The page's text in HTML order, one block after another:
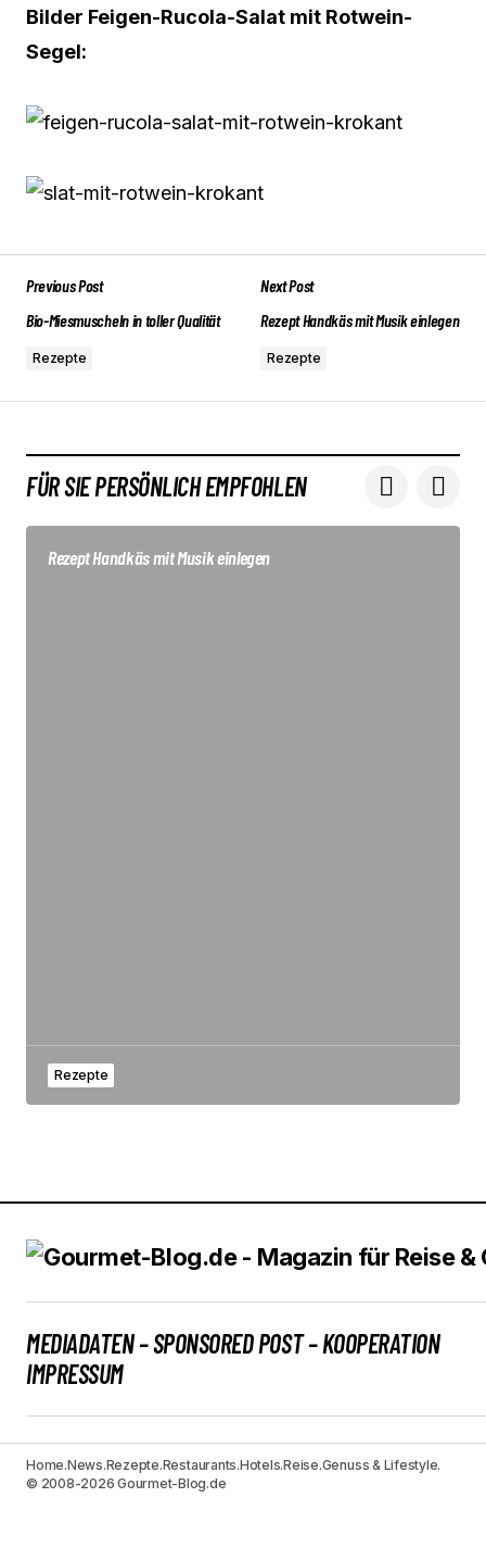
Bilder Feigen-Rucola-Salat mit Rotwein-
Segel:
Previous Post
Bio-Miesmuscheln in toller Qualität
Rezepte
Next Post
Rezept Handkäs mit Musik einlegen
Rezepte
FÜR SIE PERSÖNLICH EMPFOHLEN
Rezept Handkäs mit Musik einlegen
Rezepte
MEDIADATEN – SPONSORED POST – KOOPERATION
IMPRESSUM
Home.News.Rezepte.Restaurants.Hotels.Reise.Genuss & Lifestyle.
© 2008-2026 Gourmet-Blog.de